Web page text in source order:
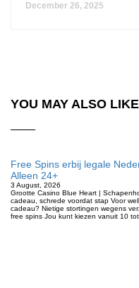
December 26, 2025
YOU MAY ALSO LIKE
Free Spins erbij legale
Alleen 24+
3 August, 2026
Grootte Casino Blue Heart |
cadeau, schrede voordat stap Voor
cadeau? Nietige stortingen wegens
free spins Jou kunt kiezen vanuit 10